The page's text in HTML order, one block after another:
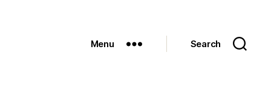
Menu Search